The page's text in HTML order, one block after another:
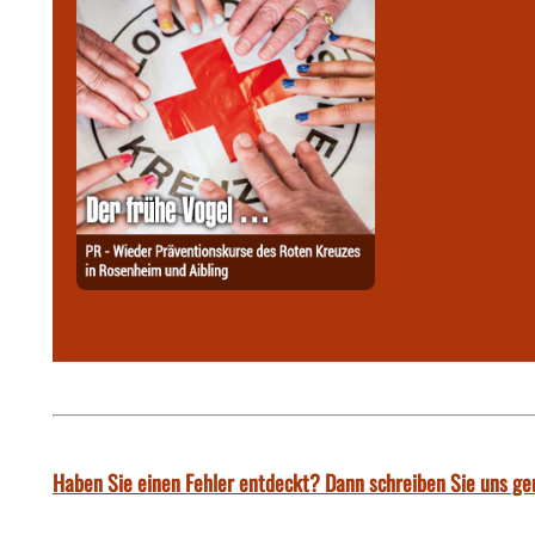
Haben Sie einen Fehler entdeckt? Dann schreiben Sie uns